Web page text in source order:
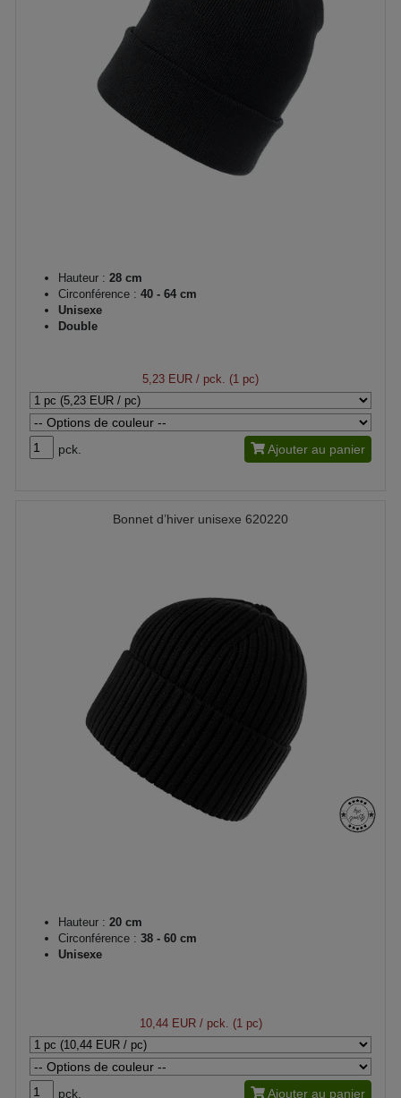
Hauteur : 28 cm
Circonférence : 40 - 64 cm
Unisexe
Double
5,23 EUR / pck. (1 pc)
pck. Ajouter au panier
Bonnet d’hiver unisexe 620220
Hauteur : 20 cm
Circonférence : 38 - 60 cm
Unisexe
10,44 EUR/ pck. (1 pc)
pck. Ajouter au panier